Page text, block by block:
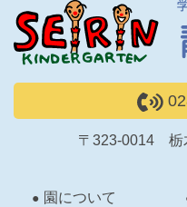
〒323-0014 栃
園について